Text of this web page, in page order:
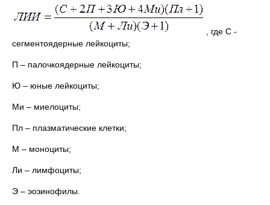
, где С -
сегментоядерные лейкоциты;
П – палочкоядерные лейкоциты;
Ю – юные лейкоциты;
Ми – миелоциты;
Пл – плазматические клетки;
М – моноциты;
Ли – лимфоциты;
Э – эозинофилы.